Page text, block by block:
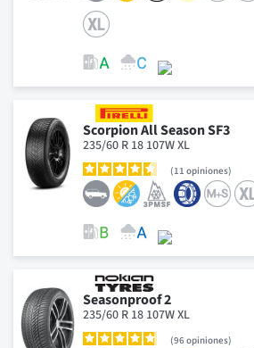
Scorpion All Season SF3
235/60 R 18 107W XL
11 opiniones
Seasonproof 2
235/60 R 18 107W XL
96opiniones